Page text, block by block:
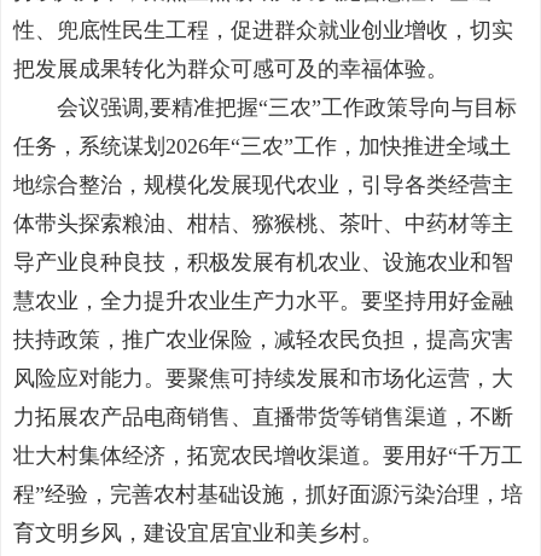
性、兜底性民生工程， 促进群众就业创业增收，切实
把发展成果转化为群众可感可及的幸福体验。
会议强调,要精准把握“三农”工作政策导向与目标
任务，系统谋划 2026年“三农”工作，加快推进全域土
地综合整治， 规模化发展现代农业，引导各类经营主
体带头探索粮油、柑桔、猕猴桃、茶叶、中药材等主
导产业良种良技， 积极发展有机农业、设施农业和智
慧农业，全力提升农业生产力水平。 要坚持用好金融
扶持政策，推广农业保险，减轻农民负担，提高灾害
风险应对能力。要聚焦可持续发展和市场化运营，大
力拓展农产品电商销售、直播带货等销售渠道， 不断
壮大村集体经济，拓宽农民增收渠道。要用好“千万工
程”经验，完善农村基础设施，抓好面源污染治理，培
育文明乡风，建设宜居宜业和美乡村。